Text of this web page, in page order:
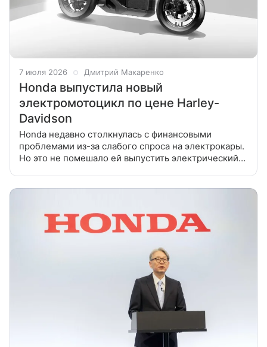
7 июля 2026 Дмитрий Макаренко
Honda выпустила новый
электромотоцикл по цене Harley-
Davidson
Honda недавно столкнулась с финансовыми
проблемами из-за слабого спроса на электрокары.
Но это не помешало ей выпустить электрический